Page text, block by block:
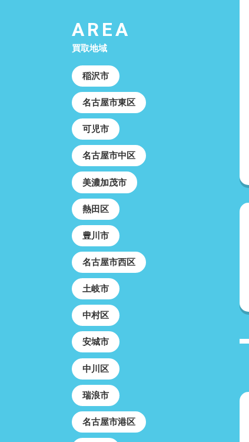
AREA
買取地域
稲沢市
名古屋市東区
可児市
名古屋市中区
美濃加茂市
熱田区
豊川市
名古屋市西区
土岐市
中村区
安城市
中川区
瑞浪市
名古屋市港区